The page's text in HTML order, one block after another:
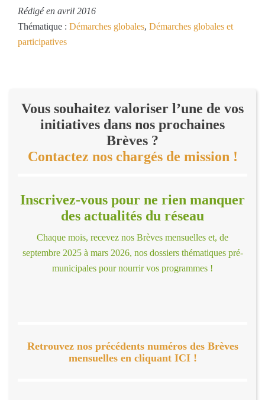
Rédigé en avril 2016
Thématique : Démarches globales, Démarches globales et
participatives
Vous souhaitez valoriser l’une de vos
initiatives dans nos prochaines
Brèves ?
Contactez nos chargés de mission !
Inscrivez-vous pour ne rien manquer
des actualités du réseau
Chaque mois, recevez nos Brèves mensuelles et, de
septembre 2025 à mars 2026, nos dossiers thématiques pré-
municipales pour nourrir vos programmes !
Retrouvez nos précédents numéros des Brèves
mensuelles en cliquant ICI !